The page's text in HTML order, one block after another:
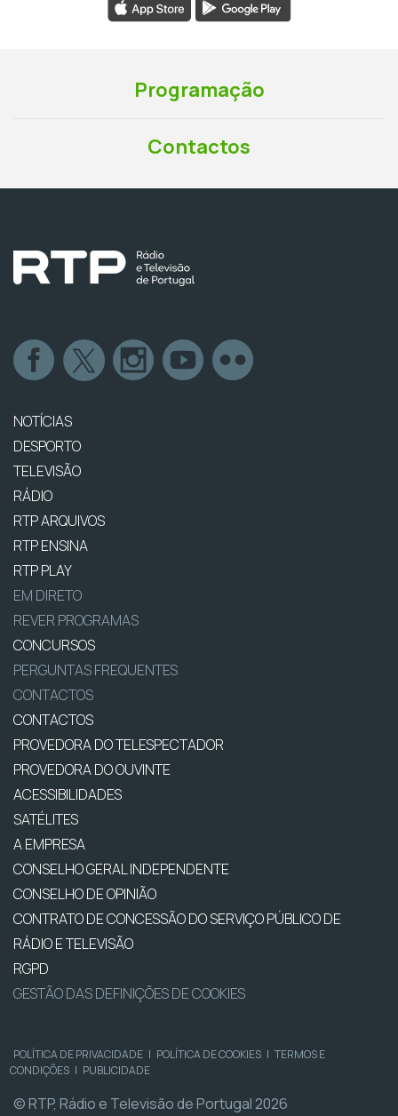
Programação
Contactos
NOTÍCIAS
DESPORTO
TELEVISÃO
RÁDIO
RTP ARQUIVOS
RTP ENSINA
RTP PLAY
EM DIRETO
REVER PROGRAMAS
CONCURSOS
PERGUNTAS FREQUENTES
CONTACTOS
CONTACTOS
PROVEDORA DO TELESPECTADOR
PROVEDORA DO OUVINTE
ACESSIBILIDADES
SATÉLITES
A EMPRESA
CONSELHO GERAL INDEPENDENTE
CONSELHO DE OPINIÃO
CONTRATO DE CONCESSÃO DO SERVIÇO PÚBLICO DE
RÁDIO E TELEVISÃO
RGPD
GESTÃO DAS DEFINIÇÕES DE COOKIES
POLÍTICA DE PRIVACIDADE | POLÍTICA DE COOKIES | TERMOS E
CONDIÇÕES | PUBLICIDADE
© RTP, Rádio e Televisão de Portugal 2026